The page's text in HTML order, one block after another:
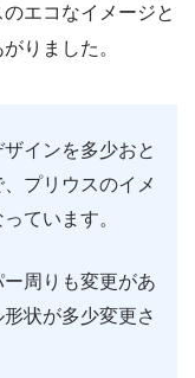
エコなイメージと
りました。
インを多少おと
プリウスのイメ
ています。
周りも変更があ
状が多少変更さ